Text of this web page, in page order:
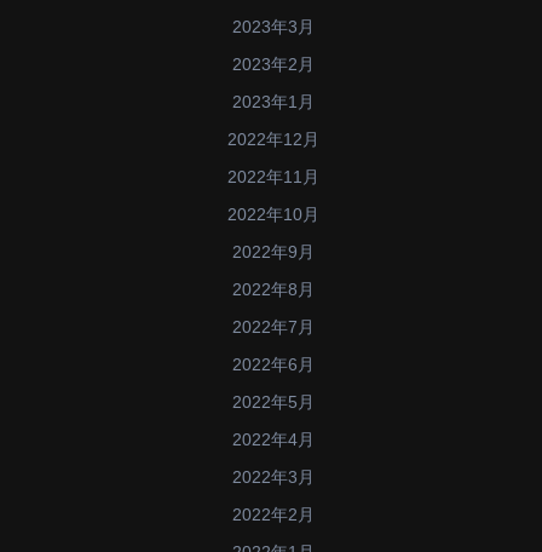
2023年3月
2023年2月
2023年1月
2022年12月
2022年11月
2022年10月
2022年9月
2022年8月
2022年7月
2022年6月
2022年5月
2022年4月
2022年3月
2022年2月